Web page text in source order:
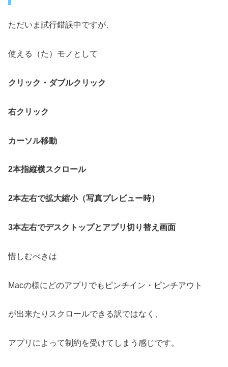
ただいま試行錯誤中ですが、
使える（た）モノとして
クリック・ダブルクリック
右クリック
カーソル移動
2本指縦横スクロール
2本左右で拡大縮小（写真プレビュー時）
3本左右でデスクトップとアプリ切り替え画面
惜しむべきは
Macの様にどのアプリでもピンチイン・ピンチアウト
が出来たりスクロールできる訳ではなく、
アプリによって制約を受けてしまう感じです。